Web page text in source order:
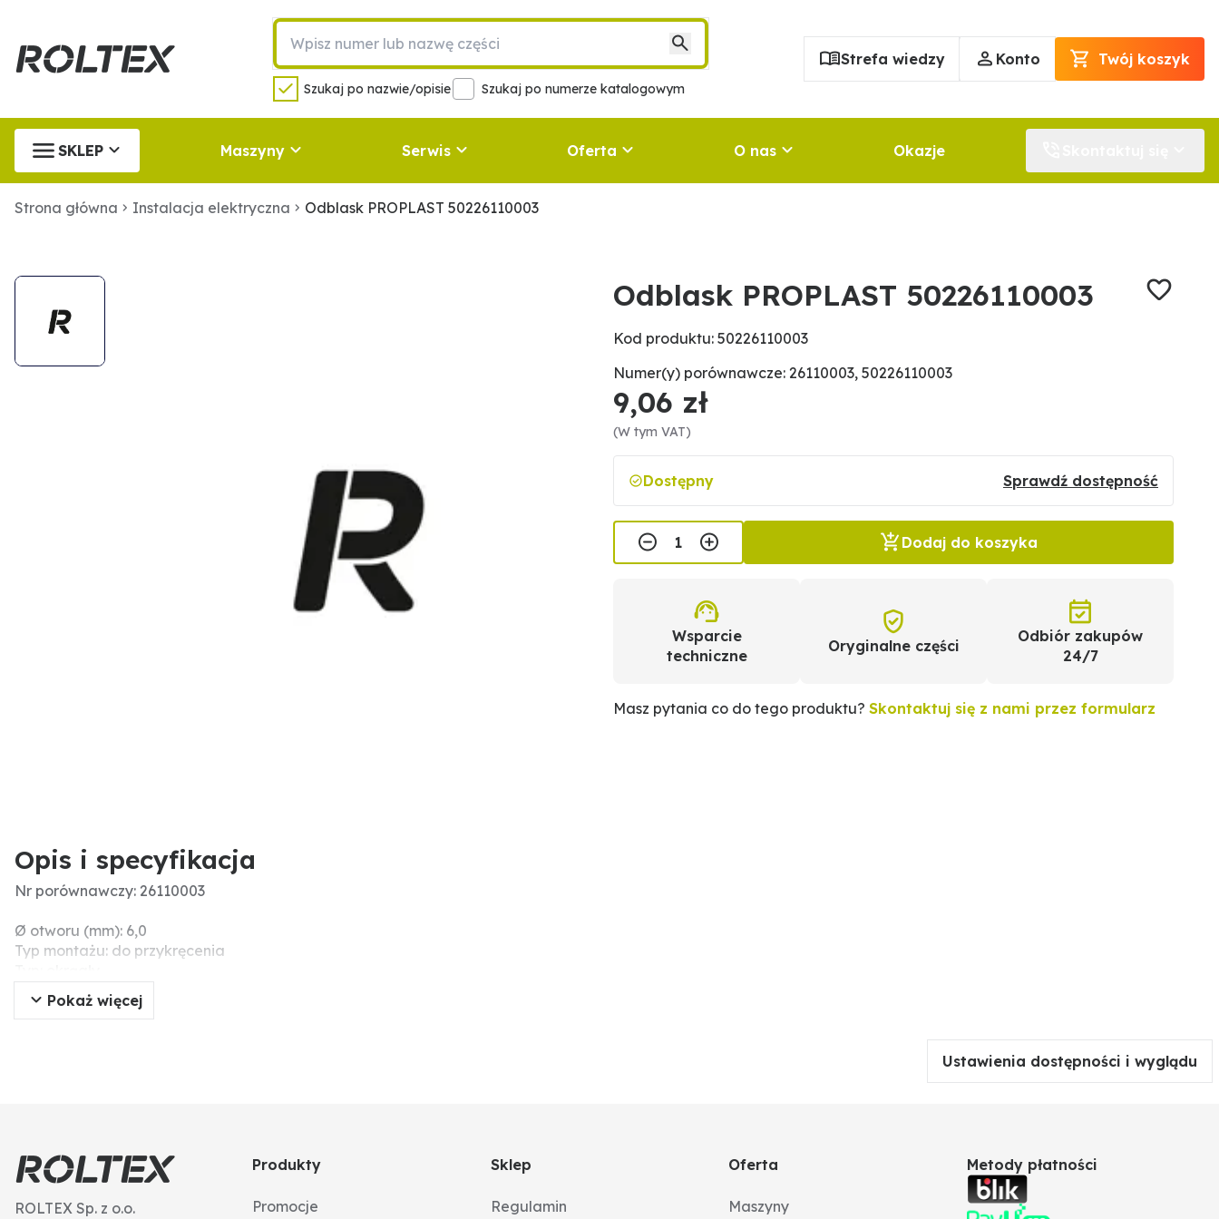
Szukaj po nazwie/opisie Szukaj po numerze katalogowym
Strefa wiedzy Konto Twój koszyk
SKLEP Maszyny Serwis Oferta O nas Okazje
Strona główna Instalacja elektryczna Odblask PROPLAST 50226110003
Odblask PROPLAST 50226110003
Kod produktu: 50226110003
Numer(y) porównawcze: 26110003, 50226110003
9,06 zł
(W tym VAT)
Dostępny Sprawdź dostępność
Dodaj do koszyka
Wsparcie
techniczne
Oryginalne części
Odbiór zakupów
24/7
Masz pytania co do tego produktu? Skontaktuj się z nami przez formularz
Opis i specyfikacja
Nr porównawczy: 26110003
Ø otworu (mm): 6,0
Typ montażu: do przykręcenia
Grubość materiału (mm): 6
Wymiar całkowity-Ø (mm): 80
Pokaż więcej
Ustawienia dostępności i wyglądu
ROLTEX Sp. z o.o.
Produkty
Promocje
Sklep
Regulamin
Oferta
Maszyny
Metody płatności